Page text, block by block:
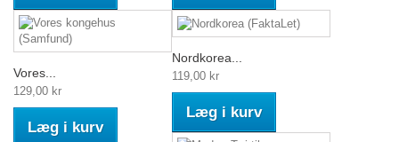
Vores...
129,00 kr
Læg i kurv
Nordkorea...
119,00 kr
Læg i kurv